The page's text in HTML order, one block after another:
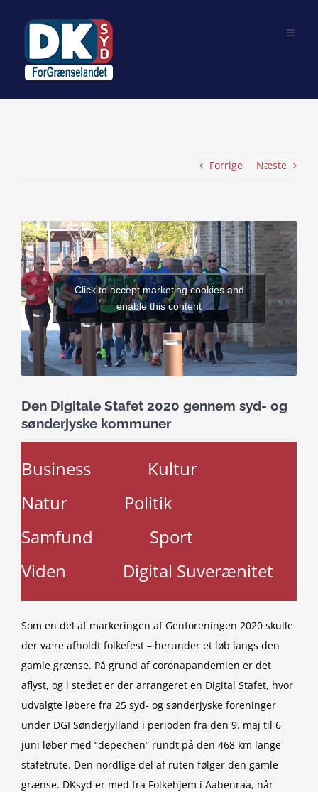
Forrige Næste
View
Larger
Image
Click to accept marketing cookies and
enable this content
Den Digitale Stafet 2020 gennem syd- og
sønderjyske kommuner
Business
Kultur
Natur
Politik
Samfund
Sport
Viden
Digital Suverænitet
Som en del af markeringen af Genforeningen 2020 skulle
der være afholdt folkefest – herunder et løb langs den
gamle grænse. På grund af coronapandemien er det
aflyst, og i stedet er der arrangeret en Digital Stafet, hvor
udvalgte løbere fra 25 syd- og sønderjyske foreninger
under DGI Sønderjylland i perioden fra den 9. maj til 6
juni løber med “depechen” rundt på den 468 km lange
stafetrute. Den nordlige del af ruten følger den gamle
grænse. DKsyd er med fra Folkehjem i Aabenraa, når